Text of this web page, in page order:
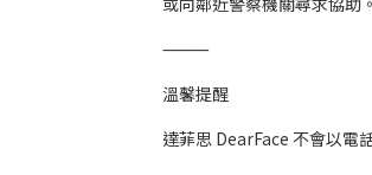
⸻
溫馨提醒
達菲思 DearFace 不會以電